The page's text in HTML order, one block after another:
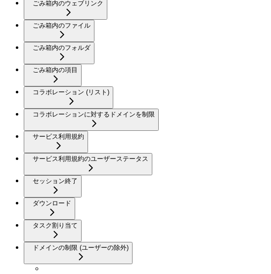
ごみ箱内のウェブリンク
ごみ箱内のファイル
ごみ箱内のフォルダ
ごみ箱内の項目
コラボレーション (リスト)
コラボレーションに対するドメインを制限
サービス利用規約
サービス利用規約のユーザーステータス
セッション終了
ダウンロード
タスク割り当て
ドメインの制限 (ユーザーの除外)